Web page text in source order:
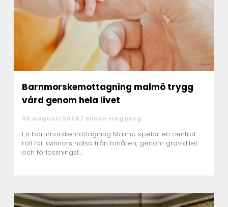
Barnmorskemottagning malmö trygg
vård genom hela livet
03 augusti 2026 / Simon Hagberg
En barnmorskemottagning Malmö spelar en central
roll för kvinnors hälsa från tonåren, genom graviditet
och förlossningsf...